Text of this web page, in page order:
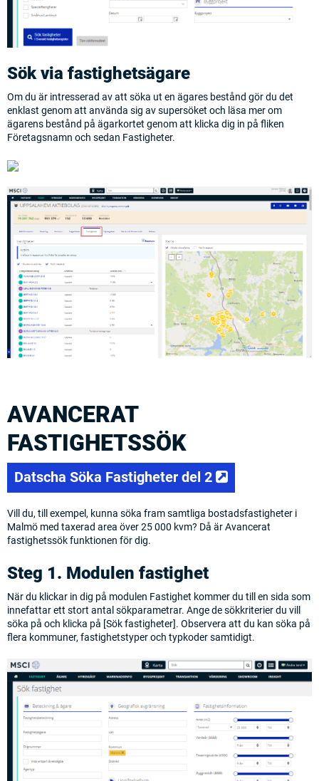
Sök via fastighetsägare
Om du är intresserad av att söka ut en ägares bestånd gör du det
enklast genom att använda sig av supersöket och läsa mer om
ägarens bestånd på ägarkortet genom att klicka dig in på fliken
Företagsnamn och sedan Fastigheter.
AVANCERAT
FASTIGHETSSÖK
Datscha Söka Fastigheter del 2 (opens in a
Vill du, till exempel, kunna söka fram samtliga bostadsfastigheter i
Malmö med taxerad area över 25 000 kvm? Då är Avancerat
fastighetssök funktionen för dig.
Steg 1. Modulen fastighet
När du klickar in dig på modulen Fastighet kommer du till en sida som
innefattar ett stort antal sökparametrar. Ange de sökkriterier du vill
söka på och klicka på [Sök fastigheter]. Observera att du kan söka på
flera kommuner, fastighetstyper och typkoder samtidigt.